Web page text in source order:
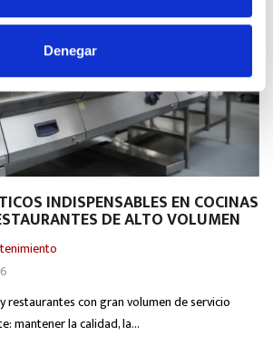
Denegar
INDISPENSABLES EN COCINAS
DE ALTO VOLUMEN
restaurantes con gran volumen de servicio
mantener la calidad, la...